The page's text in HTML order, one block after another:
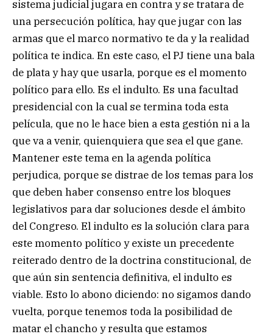
sistema judicial jugara en contra y se tratara de
una persecución política, hay que jugar con las
armas que el marco normativo te da y la realidad
política te indica. En este caso, el PJ tiene una bala
de plata y hay que usarla, porque es el momento
político para ello. Es el indulto. Es una facultad
presidencial con la cual se termina toda esta
película, que no le hace bien a esta gestión ni a la
que va a venir, quienquiera que sea el que gane.
Mantener este tema en la agenda política
perjudica, porque se distrae de los temas para los
que deben haber consenso entre los bloques
legislativos para dar soluciones desde el ámbito
del Congreso. El indulto es la solución clara para
este momento político y existe un precedente
reiterado dentro de la doctrina constitucional, de
que aún sin sentencia definitiva, el indulto es
viable. Esto lo abono diciendo: no sigamos dando
vuelta, porque tenemos toda la posibilidad de
matar el chancho y resulta que estamos